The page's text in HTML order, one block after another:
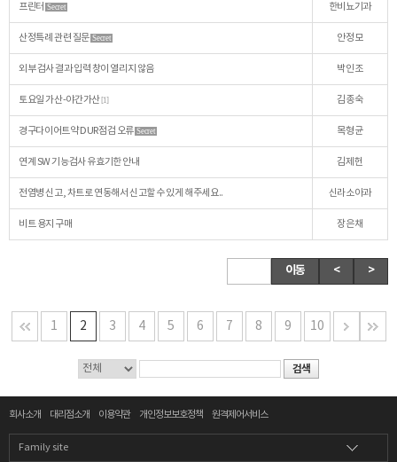
프린터 Secret 한비뇨기과
산정특례 관련 질문 Secret 안정모
외부 검사 결과 입력 창이 열리지 않음 박인조
토요일 가산-야간가산 [1] 김종숙
경구다이어트약 DUR점검 오류 Secret 목형균
연계 SW 기능검사 유효기한 안내 김제헌
전염병 신고, 차트로 연동해서 신고할 수 있게 해주세요.. 신라소아과
비트 용지 구매 장은채
이동 < >
1 2 3 4 5 6 7 8 9 10
회사소개 대리점소개 이용약관 개인정보보호정책 원격제어서비스
Family site